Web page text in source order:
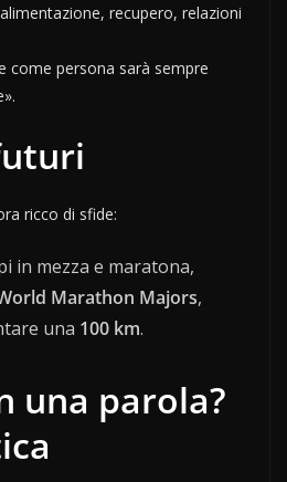
recupero, relazioni
come persona sarà sempre
ricco di sfide:
in mezza e maratona,
Marathon Majors,
una 100 km.
una parola?